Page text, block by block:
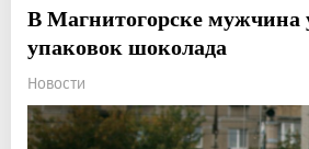
В Магнитогорске мужчина
упаковок шоколада
Новости